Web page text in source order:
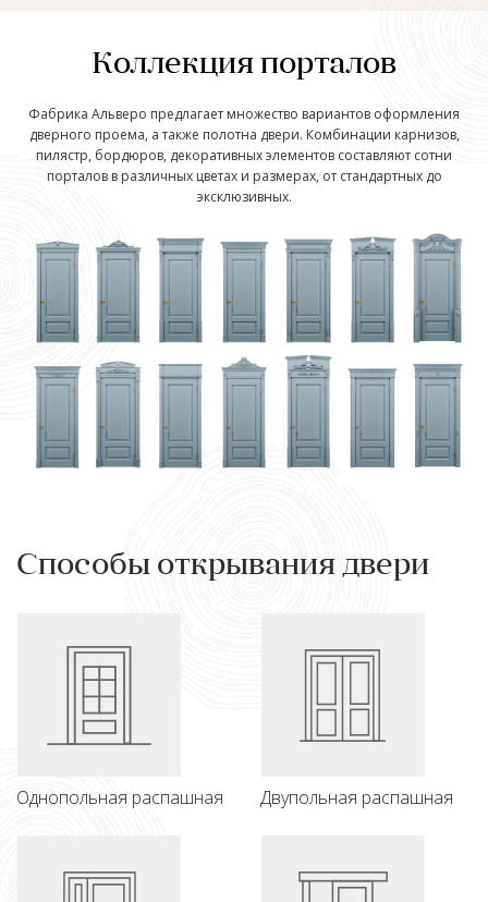
Коллекция порталов
Фабрика Альверо предлагает множество вариантов оформления
дверного проема, а также полотна двери. Комбинации карнизов,
пилястр, бордюров, декоративных элементов составляют сотни
порталов в различных цветах и размерах, от стандартных до
эксклюзивных.
Способы открывания двери
Однопольная распашная Двупольная распашная